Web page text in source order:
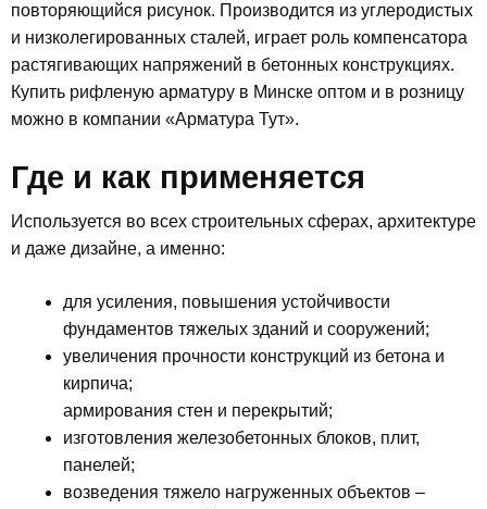
повторяющийся рисунок. Производится из углеродистых
и низколегированных сталей, играет роль компенсатора
растягивающих напряжений в бетонных конструкциях.
Купить рифленую арматуру в Минске оптом и в розницу
можно в компании «Арматура Тут».
Где и как применяется
Используется во всех строительных сферах, архитектуре
и даже дизайне, а именно:
для усиления, повышения устойчивости
фундаментов тяжелых зданий и сооружений;
увеличения прочности конструкций из бетона и
кирпича;
армирования стен и перекрытий;
изготовления железобетонных блоков, плит,
панелей;
возведения тяжело нагруженных объектов –